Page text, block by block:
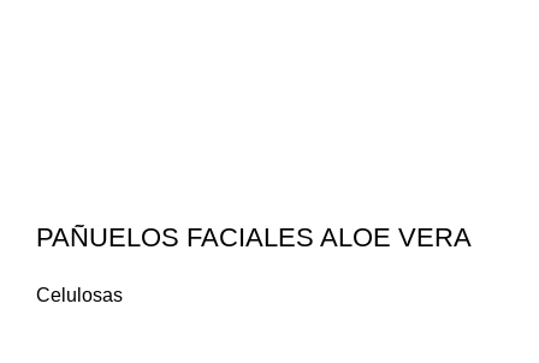
PAÑUELOS FACIALES ALOE VERA
Celulosas